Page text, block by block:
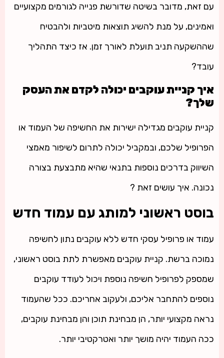
עם זאת, מדובר בשיטה שדורשת פנייה לגורמים מקצועיים
ואמינים, על מנת להשיג תוצאות מיטביות ולהבטיח
שההשקעה תניב תועלת לאורך זמן. אז כיצד התהליך
עובד?
איך קניית עוקבים יכולה לקדם את העסק
שלך?
קניית עוקבים מגדילה ישירות את החשיפה של העמוד או
הפרופיל שלכם, ובמקביל יכולה לתרום לשיפור מאמצי
השיווק בדרכים נוספות בתנאי שהיא מתבצעת בצורה
נכונה. איך עושים זאת ?
בוסט ראשוני למותג עם עמוד חדש
עמוד או פרופיל עסקי חדש ללא עוקבים נתון לחשיפה
נמוכה ברשת. קניית עוקבים מאפשרת לתת בוסט ראשוני,
שמספק לפרופיל חשיפה נוספת ויכול לעודד עוקבים
נוספים להתחבר אליכם, ולעקוב אחריכם. ככל שהעמוד
נראה מקצועי יותר, הן מבחינת תוכן והן מבחינת עוקבים,
ככה העמוד יהיה מושך יותר ואטרקטיבי יותר.